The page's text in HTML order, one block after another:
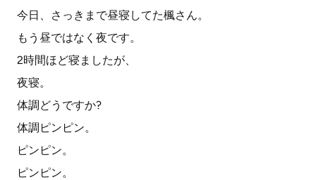
今日、さっきまで昼寝してた楓さん。
もう昼ではなく夜です。
2時間ほど寝ましたが、
夜寝。
体調どうですか?
体調ピンピン。
ピンピン。
ピンピン。